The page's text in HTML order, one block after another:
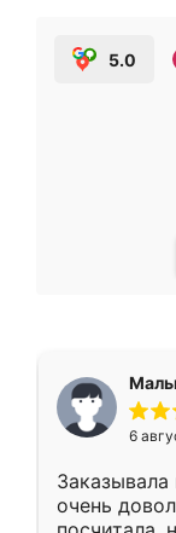
5.0
6
Заказывала
очень